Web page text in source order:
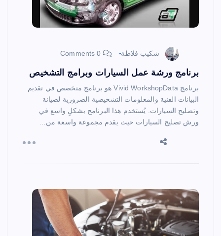
شكيب فلاطة
برنامج ورشة عمل السيارات وبرامج التشخيص
برنامج Vivid WorkshopData هو برنامج متخصص في تقديم
البيانات الفنية والمعلومات التشخيصية الضرورية لصيانة
وتصليح السيارات. يُستخدم هذا البرنامج بشكلٍ واسع في
ورش تصليح السيارات حيث يقدم مجموعة واسعة من…